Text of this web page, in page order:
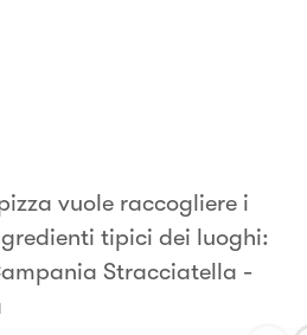
vuole raccogliere i
tipici dei luoghi:
Stracciatella -